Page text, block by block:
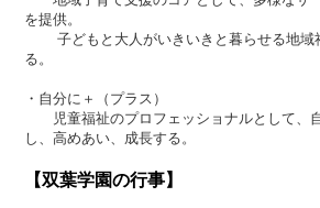
を提供。
子どもと大人がいきいきと暮らせる地域
る。
・自分に＋（プラス）
児童福祉のプロフェッショナルとして、
し、高めあい、成長する。
【双葉学園の行事】